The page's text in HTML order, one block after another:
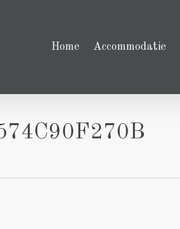
Home Accommodatie